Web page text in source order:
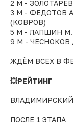
2 М -
3 М - ФЕДОТОВ
(КОВРОВ)
5 М - ЛАПШИН
9 М -
ЖДЁМ ВСЕХ В
💥РЕЙТИНГ
ПОСЛЕ 1 ЭТАПА